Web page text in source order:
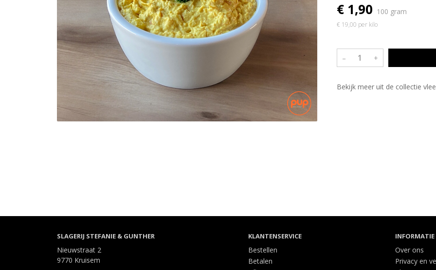
€ 1,90 100 gram
€ 19,00 per kilo
– +
Bekijk meer uit de collectie
SLAGERIJ STEFANIE & GUNTHER
Nieuwstraat 2
9770 Kruisem
KLANTENSERVICE
Bestellen
Betalen
INFORMATIE
Over ons
Privacy en